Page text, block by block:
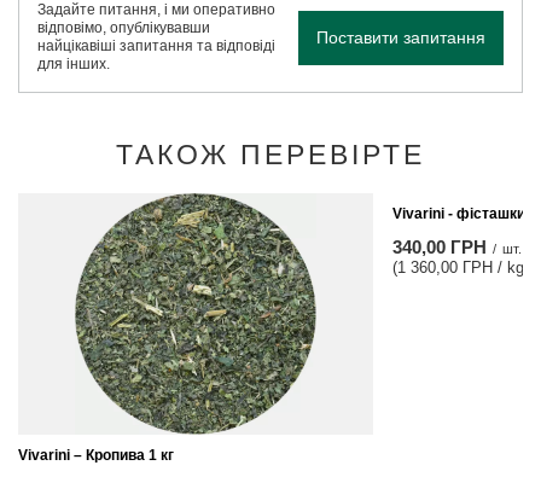
Задайте питання, і ми оперативно
відповімо, опублікувавши
найцікавіші запитання та відповіді
для інших.
Поставити запитання
ТАКОЖ ПЕРЕВІРТЕ
Vivarini – Кропива 1 кг
Vivarini - фісташки
340,00 ГРН / шт.
(1 360,00 ГРН / kg)